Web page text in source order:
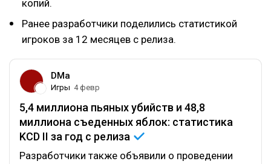
копий.
Ранее разработчики поделились статистикой
игроков за 12 месяцев c релиза.
DMa
Игры 4 февр
5,4 миллиона пьяных убийств и 48,8
миллиона съеденных яблок: статистика
KCD II за год с релиза
Разработчики также объявили о проведении